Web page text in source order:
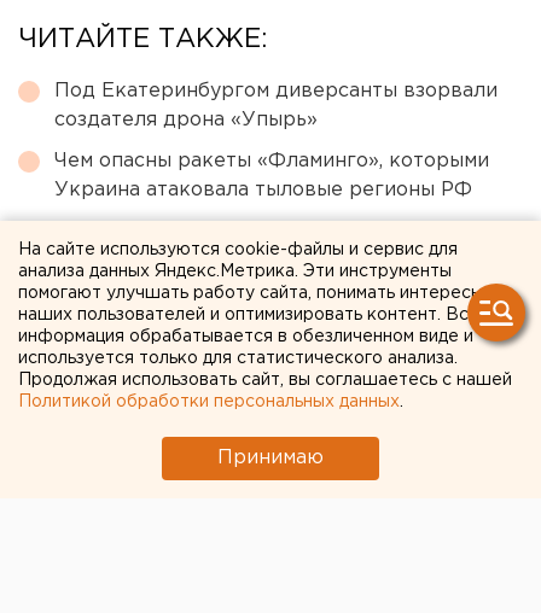
ЧИТАЙТЕ ТАКЖЕ:
Под Екатеринбургом диверсанты взорвали
создателя дрона «Упырь»
Чем опасны ракеты «Фламинго», которыми
Украина атаковала тыловые регионы РФ
на аукцион по КРТ в этом году
Исторический центр Оренбурга застроят по
КРТ, а история с небоскребами — на паузе
Главу узбекской диаспоры в Екатеринбурге
депортировали из России
На сайте используются cookie-файлы и сервис для
анализа данных Яндекс.Метрика. Эти инструменты
помогают улучшать работу сайта, понимать интересы
наших пользователей и оптимизировать контент. Вся
информация обрабатывается в обезличенном виде и
используется только для статистического анализа.
Продолжая использовать сайт, вы соглашаетесь с нашей
Политикой обработки персональных данных
Принимаю